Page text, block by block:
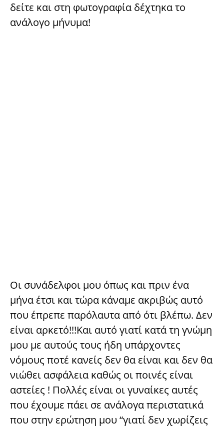
δείτε και στη φωτογραφία δέχτηκα το
ανάλογο μήνυμα!
Οι συνάδελφοι μου όπως και πριν ένα
μήνα έτσι και τώρα κάναμε ακριβώς αυτό
που έπρεπε παρόλαυτα από ότι βλέπω. Δεν
είναι αρκετό!!!Και αυτό γιατί κατά τη γνώμη
μου με αυτούς τους ήδη υπάρχοντες
νόμους ποτέ κανείς δεν θα είναι και δεν θα
νιώθει ασφάλεια καθώς οι ποινές είναι
αστείες ! Πολλές είναι οι γυναίκες αυτές
που έχουμε πάει σε ανάλογα περιστατικά
που στην ερώτηση μου “γιατί δεν χωρίζεις